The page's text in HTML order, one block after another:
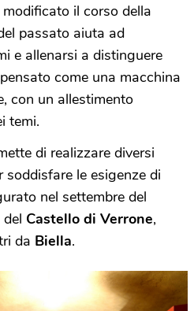
il corso della
passato aiuta ad
e allenarsi a distinguere
come una macchina
con un allestimento
temi.
di realizzare diversi
le esigenze di
nel settembre del
Castello di Verrone,
da Biella.